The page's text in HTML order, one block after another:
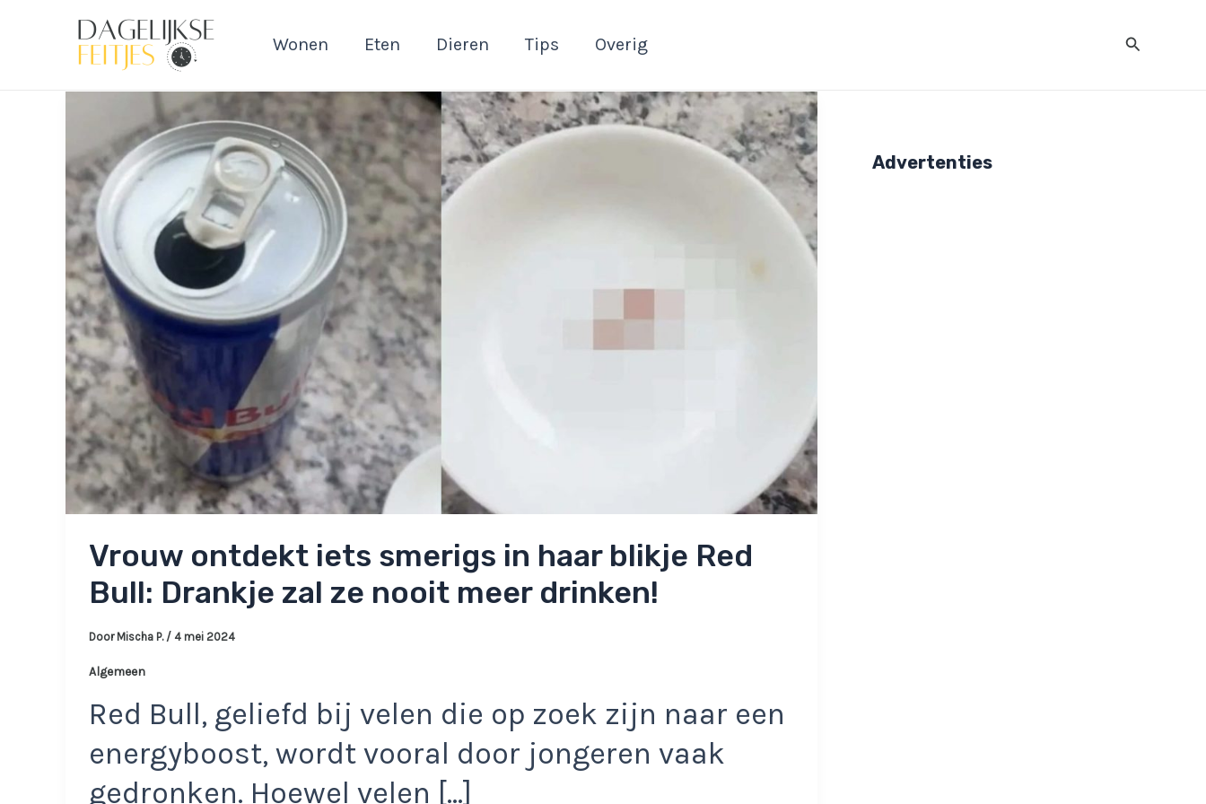
Wonen Eten Dieren Tips Overig Zoeken
Vrouw ontdekt iets smerigs in haar blikje Red
Bull: Drankje zal ze nooit meer drinken!
Door Mischa P. / 4 mei 2024
Algemeen
Red Bull, geliefd bij velen die op zoek zijn naar een
energyboost, wordt vooral door jongeren vaak
gedronken. Hoewel velen […]
Advertenties